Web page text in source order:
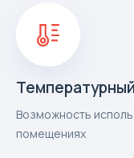
Возможность
помещениях